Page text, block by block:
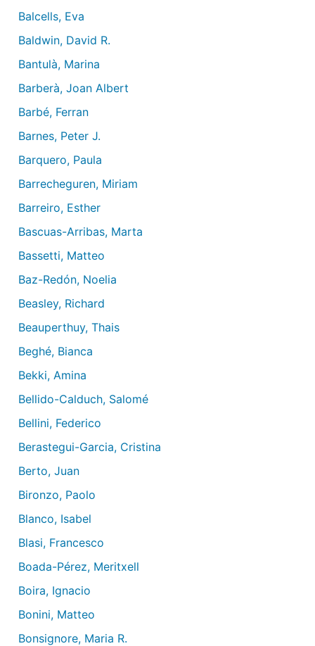
Balcells, Eva
Baldwin, David R.
Bantulà, Marina
Barberà, Joan Albert
Barbé, Ferran
Barnes, Peter J.
Barquero, Paula
Barrecheguren, Miriam
Barreiro, Esther
Bascuas-Arribas, Marta
Bassetti, Matteo
Baz-Redón, Noelia
Beasley, Richard
Beauperthuy, Thais
Beghé, Bianca
Bekki, Amina
Bellido-Calduch, Salomé
Bellini, Federico
Berastegui-Garcia, Cristina
Berto, Juan
Bironzo, Paolo
Blanco, Isabel
Blasi, Francesco
Boada-Pérez, Meritxell
Boira, Ignacio
Bonini, Matteo
Bonsignore, Maria R.